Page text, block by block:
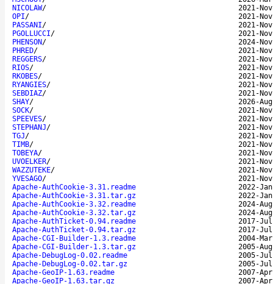
NICOLAW/
2021-
OPI/
2021-
PASSANI/
2021-
PGOLLUCCI/
2021-
PHENSON/
2024-
PHRED/
2021-
REGGERS/
2021-
RIOS/
2021-
RKOBES/
2021-
RYANGIES/
2021-
SEBDIAZ/
2021-
SHAY/
2026-
SOCK/
2021-
SPEEVES/
2021-
STEPHANJ/
2021-
TGJ/
2021-
TIMB/
2021-
TOBEYA/
2021-
UVOELKER/
2021-
WAZZUTEKE/
2021-
YVESAGO/
2021-
Apache-AuthCookie-3.31.readme
2022-
Apache-AuthCookie-3.31.tar.gz
2022-
Apache-AuthCookie-3.32.readme
2024-
Apache-AuthCookie-3.32.tar.gz
2024-
Apache-AuthTicket-0.94.readme
2017-
Apache-AuthTicket-0.94.tar.gz
2017-
Apache-CGI-Builder-1.3.readme
2004-
Apache-CGI-Builder-1.3.tar.gz
2005-
Apache-DebugLog-0.02.readme
2005-
Apache-DebugLog-0.02.tar.gz
2005-
Apache-GeoIP-1.63.readme
2007-
Apache-GeoIP-1.63.tar.gz
2007-